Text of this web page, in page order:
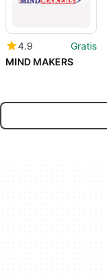
4.9
Gratis
MIND MAKERS